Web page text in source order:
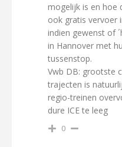
mogelijk is en hoe
ook gratis vervoer
indien gewenst of
in Hannover met
tussenstop.
Vwb DB: grootste
trajecten is
regio-treinen
dure ICE te leeg
0